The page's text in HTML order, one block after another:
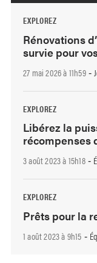
EXPLOREZ
Rénovations
survie pour
27 mai 2026 à 11h59-
EXPLOREZ
Libérez la
récompenses
3 août 2023 à 15h18-
EXPLOREZ
Prêts pour la
1 août 2023 à 9h15 -